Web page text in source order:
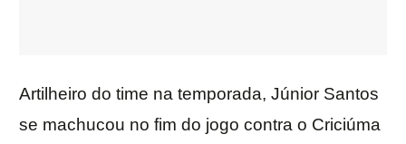
Artilheiro do time na temporada, Júnior Santos
se machucou no fim do jogo contra o Criciúma